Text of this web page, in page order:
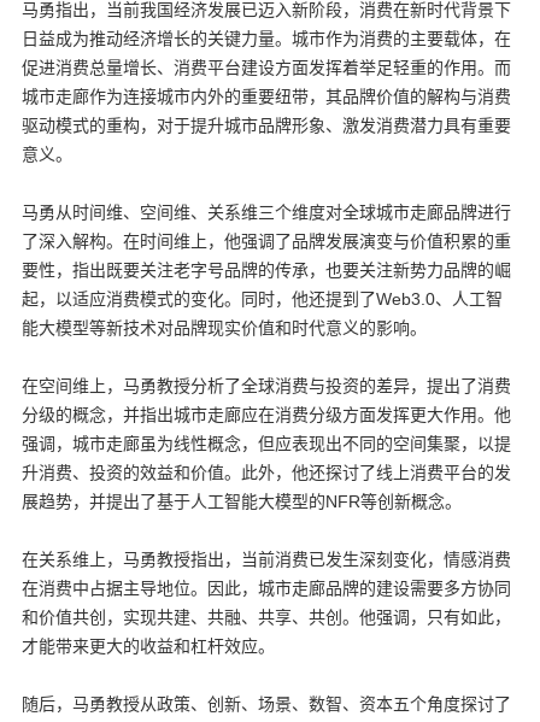
马勇指出，当前我国经济发展已迈入新阶段，消费在新时代背景下
日益成为推动经济增长的关键力量。城市作为消费的主要载体，在
促进消费总量增长、消费平台建设方面发挥着举足轻重的作用。而
城市走廊作为连接城市内外的重要纽带，其品牌价值的解构与消费
驱动模式的重构，对于提升城市品牌形象、激发消费潜力具有重要
意义。
马勇从时间维、空间维、关系维三个维度对全球城市走廊品牌进行
了深入解构。在时间维上，他强调了品牌发展演变与价值积累的重
要性，指出既要关注老字号品牌的传承，也要关注新势力品牌的崛
起，以适应消费模式的变化。同时，他还提到了Web3.0、人工智
能大模型等新技术对品牌现实价值和时代意义的影响。
在空间维上，马勇教授分析了全球消费与投资的差异，提出了消费
分级的概念，并指出城市走廊应在消费分级方面发挥更大作用。他
强调，城市走廊虽为线性概念，但应表现出不同的空间集聚，以提
升消费、投资的效益和价值。此外，他还探讨了线上消费平台的发
展趋势，并提出了基于人工智能大模型的NFR等创新概念。
在关系维上，马勇教授指出，当前消费已发生深刻变化，情感消费
在消费中占据主导地位。因此，城市走廊品牌的建设需要多方协同
和价值共创，实现共建、共融、共享、共创。他强调，只有如此，
才能带来更大的收益和杠杆效应。
随后，马勇教授从政策、创新、场景、数智、资本五个角度探讨了